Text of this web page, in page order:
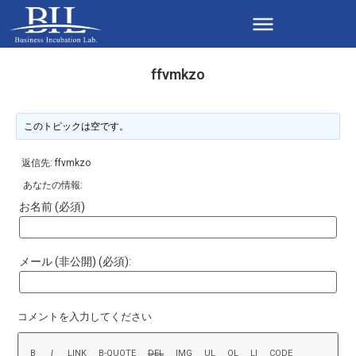
ffvmkzo
このトピックは空です。
返信先: ffvmkzo
あなたの情報:
お名前 (必須)
メール (非公開) (必須):